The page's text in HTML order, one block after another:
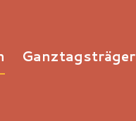
Ganztagsträger